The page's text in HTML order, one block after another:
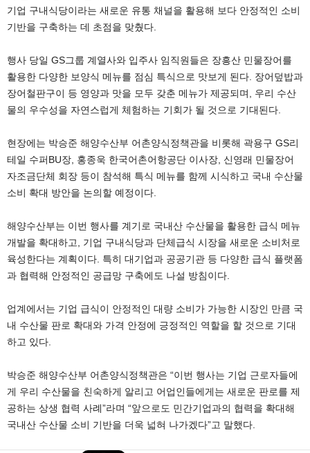
기업 구내식당이라는 새로운 유통 채널을 활용해 보다 안정적인 소비
기반을 구축하는 데 초점을 맞췄다.
행사 당일 GS그룹 계열사와 입주사 임직원들은 장흥산 민물장어를
활용한 다양한 보양식 메뉴를 점심 특식으로 맛보게 된다. 장어덮밥과
장어철판구이 등 영양과 맛을 모두 갖춘 메뉴가 제공되며, 우리 수산
물의 우수성을 자연스럽게 체험하는 기회가 될 것으로 기대된다.
현장에는 박승준 해양수산부 어촌양식정책관을 비롯해 곽용구 GS리
테일 수퍼BU장, 홍종욱 한국어촌어항공단 이사장, 신영래 민물장어
자조금단체 회장 등이 참석해 특식 메뉴를 함께 시식하고 국내 수산물
소비 확대 방안을 논의할 예정이다.
해양수산부는 이번 행사를 계기로 국내산 수산물을 활용한 급식 메뉴
개발을 확대하고, 기업 구내식당과 단체급식 시장을 새로운 소비처로
육성한다는 계획이다. 특히 대기업과 공공기관 등 다양한 급식 플랫폼
과 협력해 안정적인 공급망 구축에도 나설 방침이다.
업계에서는 기업 급식이 안정적인 대량 소비가 가능한 시장인 만큼 국
내 수산물 판로 확대와 가격 안정에 긍정적인 역할을 할 것으로 기대
하고 있다.
박승준 해양수산부 어촌양식정책관은 “이번 행사는 기업 근로자들에
게 우리 수산물을 친숙하게 알리고 어업인들에게는 새로운 판로를 제
공하는 상생 협력 사례”라며 “앞으로도 민간기업과의 협력을 확대해
국내산 수산물 소비 기반을 더욱 넓혀 나가겠다”고 말했다.